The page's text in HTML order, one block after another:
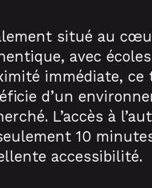
Valeurs
situé au
avec
immédiate,
d’un
L’accès à
10
accessibilité.